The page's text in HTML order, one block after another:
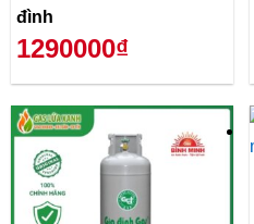
đình
1290000₫